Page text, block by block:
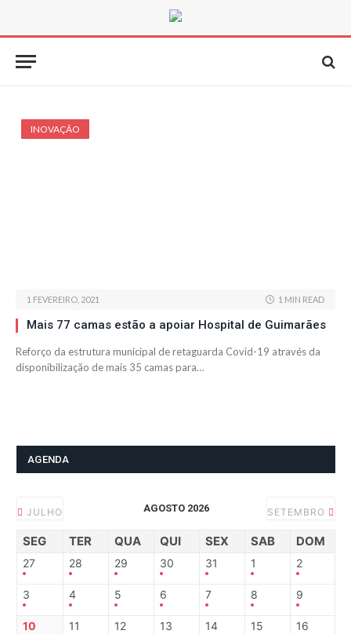
INOVAÇÃO
1 FEVEREIRO, 2021 1 MIN READ
Mais 77 camas estão a apoiar Hospital de Guimarães
Reforço da estrutura municipal de retaguarda Covid-19 através da
disponibilização de mais 35 camas para…
AGENDA
JULHO AGOSTO 2026 SETEMBRO
SEG TER QUA QUI SEX SAB DOM
27 28 29 30 31 1 2
3 4 5 6 7 8 9
10 11 12 13 14 15 16